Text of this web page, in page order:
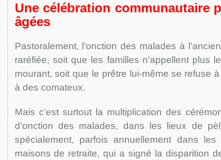
Une célébration communautaire
âgées
Pastoralement, l’onction des malades à
raréfiée, soit que les familles n’appellent plus
mourant, soit que le prêtre lui-même se refuse
à des comateux.
Mais c’est surtout la multiplication des
d’onction des malades, dans les lieux de
spécialement, parfois annuellement dans
maisons de retraite, qui a signé la disparition